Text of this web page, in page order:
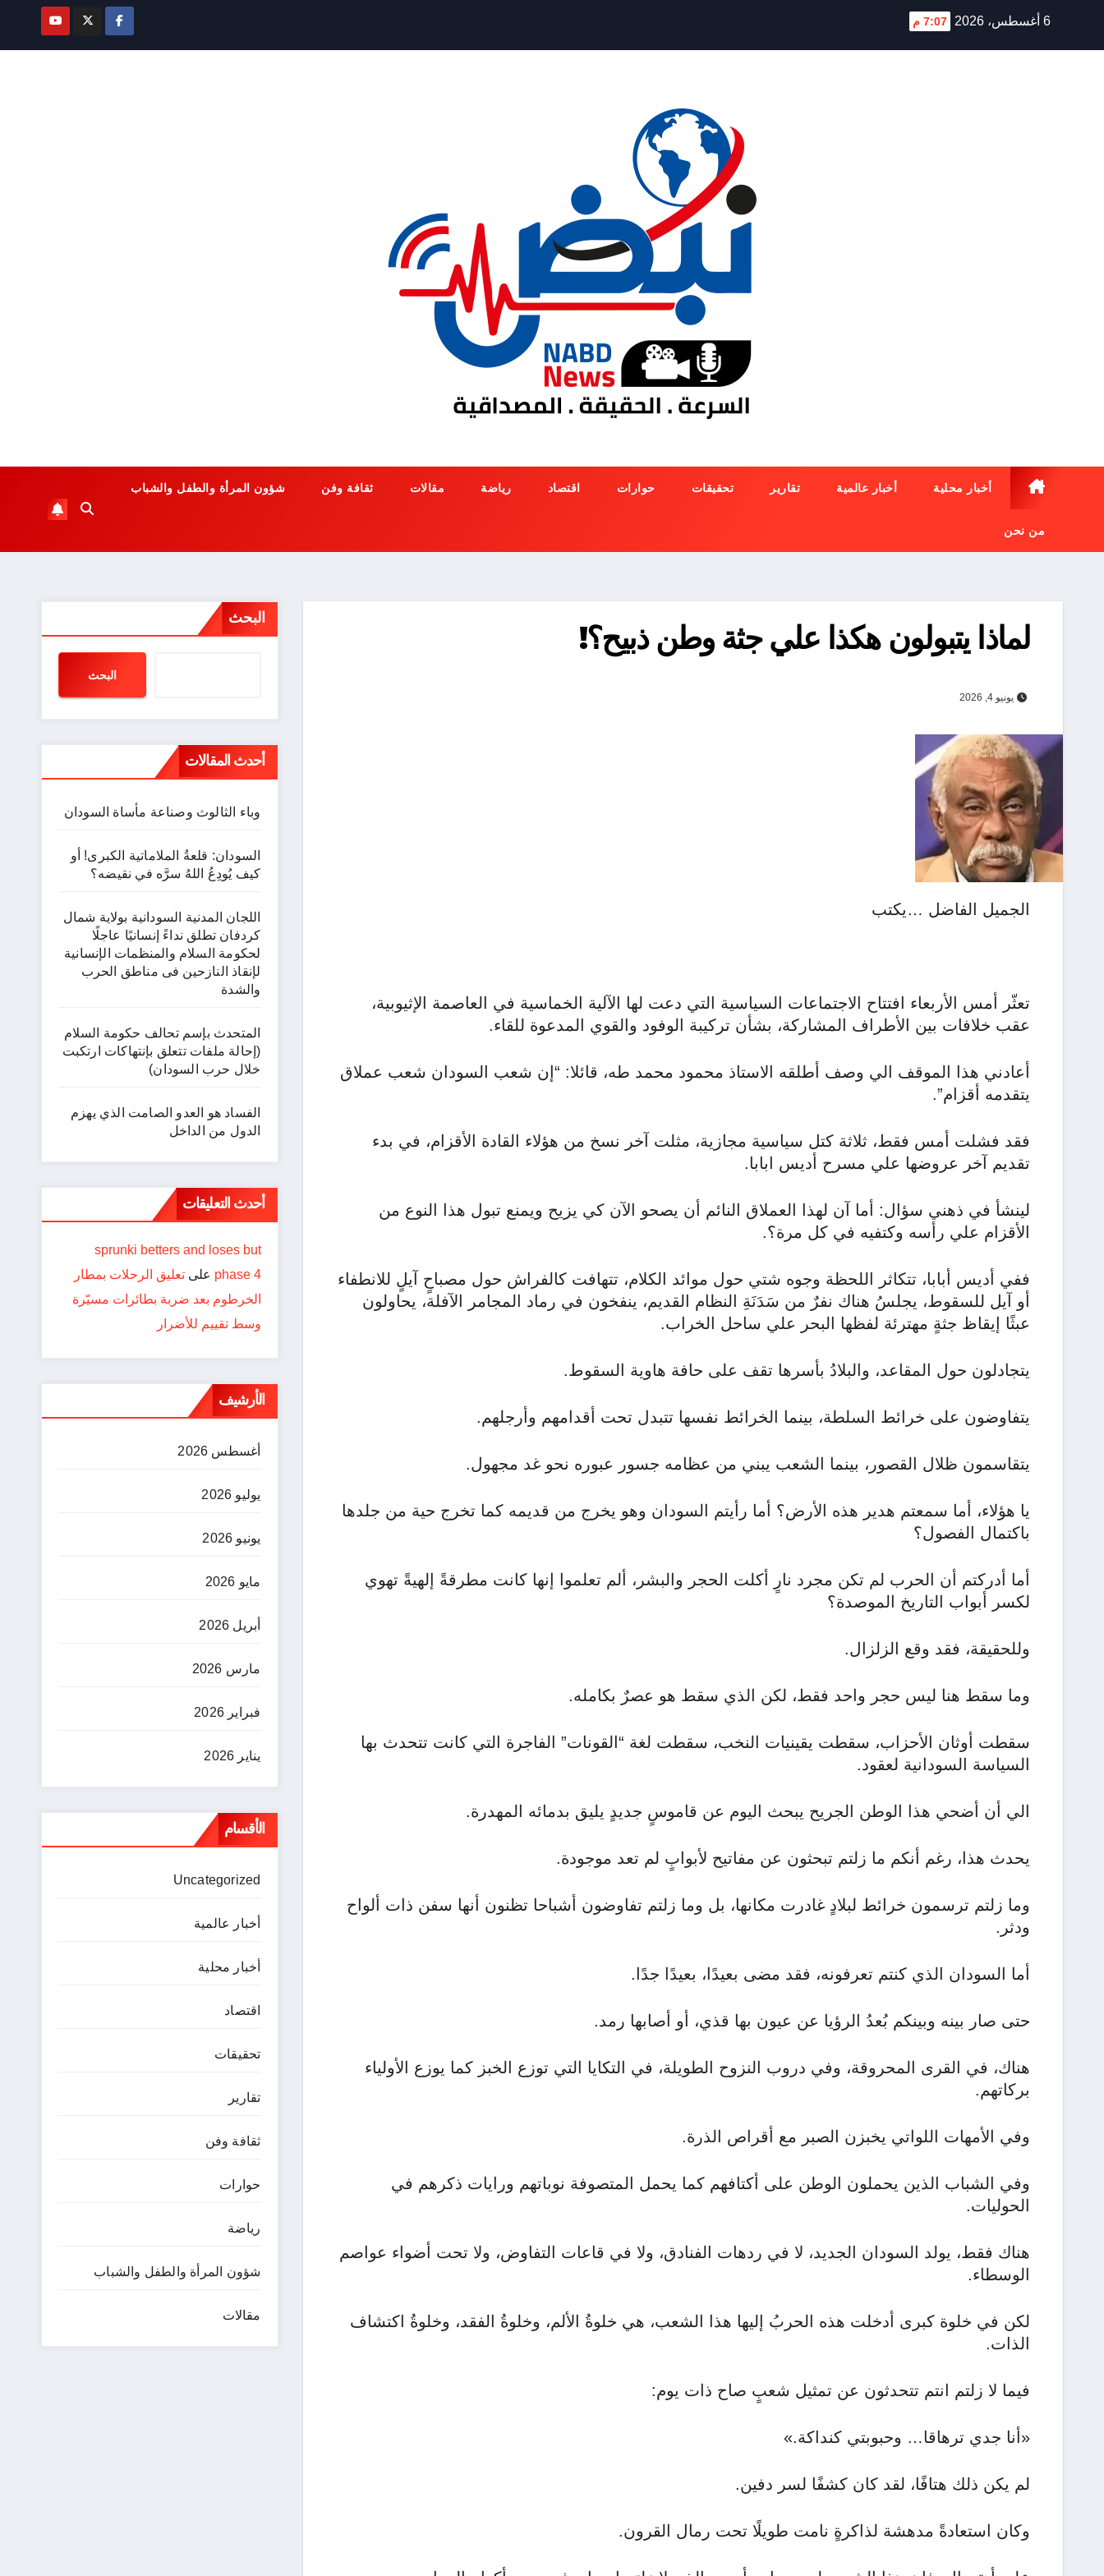
6 أغسطس، 2026 7:07 م
أخبار محلية أخبار عالمية تقارير تحقيقات حوارات اقتصاد رياضة مقالات ثقافة وفن شؤون المرأة والطفل والشباب
من نحن
لماذا يتبولون هكذا علي جثة وطن ذبيح؟!
يونيو 4, 2026
الجميل الفاضل …يكتب
تعثّر أمس الأربعاء افتتاح الاجتماعات السياسية التي دعت لها الآلية الخماسية في العاصمة الإثيوبية،
عقب خلافات بين الأطراف المشاركة، بشأن تركيبة الوفود والقوي المدعوة للقاء.
أعادني هذا الموقف الي وصف أطلقه الاستاذ محمود محمد طه، قائلا: “إن شعب السودان شعب عملاق
يتقدمه أقزام”.
فقد فشلت أمس فقط، ثلاثة كتل سياسية مجازية، مثلت آخر نسخ من هؤلاء القادة الأقزام، في بدء
تقديم آخر عروضها علي مسرح أديس ابابا.
لينشأ في ذهني سؤال: أما آن لهذا العملاق النائم أن يصحو الآن كي يزيح ويمنع تبول هذا النوع من
الأقزام علي رأسه وكتفيه في كل مرة؟.
ففي أديس أبابا، تتكاثر اللحظة وجوه شتي حول موائد الكلام، تتهافت كالفراش حول مصباحٍ آيلٍ للانطفاء
أو آيل للسقوط، يجلسُ هناك نفرٌ من سَدَنَةِ النظام القديم، ينفخون في رماد المجامر الآفلة، يحاولون
عبثًا إيقاظ جثةٍ مهترئة لفظها البحر علي ساحل الخراب.
يتجادلون حول المقاعد، والبلادُ بأسرها تقف على حافة هاوية السقوط.
يتفاوضون على خرائط السلطة، بينما الخرائط نفسها تتبدل تحت أقدامهم وأرجلهم.
يتقاسمون ظلال القصور، بينما الشعب يبني من عظامه جسور عبوره نحو غد مجهول.
يا هؤلاء، أما سمعتم هدير هذه الأرض؟ أما رأيتم السودان وهو يخرج من قديمه كما تخرج حية من جلدها
باكتمال الفصول؟
أما أدركتم أن الحرب لم تكن مجرد نارٍ أكلت الحجر والبشر، ألم تعلموا إنها كانت مطرقةً إلهيةً تهوي
لكسر أبواب التاريخ الموصدة؟
وللحقيقة، فقد وقع الزلزال.
وما سقط هنا ليس حجر واحد فقط، لكن الذي سقط هو عصرٌ بكامله.
سقطت أوثان الأحزاب، سقطت يقينيات النخب، سقطت لغة “القونات” الفاجرة التي كانت تتحدث بها
السياسة السودانية لعقود.
الي أن أضحي هذا الوطن الجريح يبحث اليوم عن قاموسٍ جديدٍ يليق بدمائه المهدرة.
يحدث هذا، رغم أنكم ما زلتم تبحثون عن مفاتيح لأبوابٍ لم تعد موجودة.
وما زلتم ترسمون خرائط لبلادٍ غادرت مكانها، بل وما زلتم تفاوضون أشباحا تظنون أنها سفن ذات ألواح
ودثر.
أما السودان الذي كنتم تعرفونه، فقد مضى بعيدًا، بعيدًا جدًا.
حتى صار بينه وبينكم بُعدُ الرؤيا عن عيون بها قذي، أو أصابها رمد.
هناك، في القرى المحروقة، وفي دروب النزوح الطويلة، في التكايا التي توزع الخبز كما يوزع الأولياء
بركاتهم.
وفي الأمهات اللواتي يخبزن الصبر مع أقراص الذرة.
وفي الشباب الذين يحملون الوطن على أكتافهم كما يحمل المتصوفة نوباتهم ورايات ذكرهم في
الحوليات.
هناك فقط، يولد السودان الجديد، لا في ردهات الفنادق، ولا في قاعات التفاوض، ولا تحت أضواء عواصم
الوسطاء.
لكن في خلوة كبرى أدخلت هذه الحربُ إليها هذا الشعب، هي خلوةُ الألم، وخلوةُ الفقد، وخلوةُ اكتشاف
الذات.
فيما لا زلتم انتم تتحدثون عن تمثيل شعبٍ صاح ذات يوم:
«أنا جدي ترهاقا… وحبوبتي كنداكة.»
لم يكن ذلك هتافًا، لقد كان كشفًا لسر دفين.
وكان استعادةً مدهشة لذاكرةٍ نامت طويلًا تحت رمال القرون.
البحث
البحث
أحدث المقالات
وباء الثالوث وصناعة مأساة السودان
السودان: قلعةُ الملاماتية الكبرى! أو
كيف يُودِعُ اللهُ سرَّه في نقيضه؟
اللجان المدنية السودانية بولاية شمال
كردفان تطلق نداءً إنسانيًا عاجلًا
لحكومة السلام والمنظمات الإنسانية
لإنقاذ النازحين فى مناطق الحرب
والشدة
المتحدث بإسم تحالف حكومة السلام
(إحالة ملفات تتعلق بإنتهاكات ارتكبت
خلال حرب السودان)
الفساد هو العدو الصامت الذي يهزم
الدول من الداخل
أحدث التعليقات
sprunki betters and loses but
phase 4 علىتعليق الرحلات بمطار
الخرطوم بعد ضربة بطائرات مسيّرة
وسط تقييم للأضرار
الأرشيف
أغسطس 2026
يوليو 2026
يونيو 2026
مايو 2026
أبريل 2026
مارس 2026
فبراير 2026
يناير 2026
الأقسام
Uncategorized
أخبار عالمية
أخبار محلية
اقتصاد
تحقيقات
تقارير
ثقافة وفن
حوارات
رياضة
شؤون المرأة والطفل والشباب
مقالات